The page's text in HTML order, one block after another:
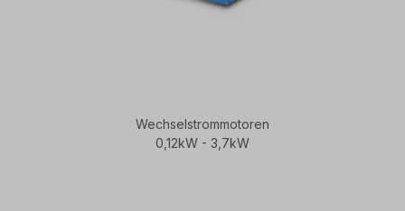
Wechselstrommotoren
0,12kW - 3,7kW